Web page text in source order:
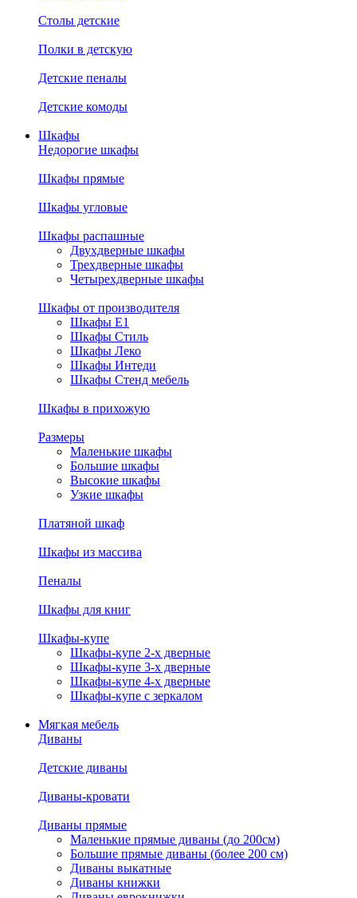
Столы детские
Полки в детскую
Детские пеналы
Детские комоды
Шкафы
Недорогие шкафы
Шкафы прямые
Шкафы угловые
Шкафы распашные
Двухдверные шкафы
Трехдверные шкафы
Четырехдверные шкафы
Шкафы от производителя
Шкафы E1
Шкафы Стиль
Шкафы Леко
Шкафы Интеди
Шкафы Стенд мебель
Шкафы в прихожую
Размеры
Маленькие шкафы
Большие шкафы
Высокие шкафы
Узкие шкафы
Платяной шкаф
Шкафы из массива
Пеналы
Шкафы для книг
Шкафы-купе
Шкафы-купе 2-х дверные
Шкафы-купе 3-х дверные
Шкафы-купе 4-х дверные
Шкафы-купе с зеркалом
Мягкая мебель
Диваны
Детские диваны
Диваны-кровати
Диваны прямые
Маленькие прямые диваны (до 200см)
Большие прямые диваны (более 200 см)
Диваны выкатные
Диваны книжки